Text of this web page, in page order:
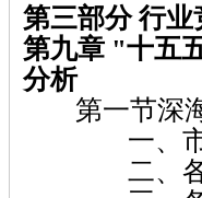
第三部分 行业
第九章 "十五
分析
第一节深海
一、市场
二、各细